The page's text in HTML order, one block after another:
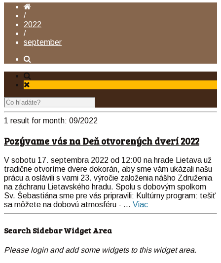
/
2022
/
september
1 result for month: 09/2022
Pozývame vás na Deň otvorených dverí 2022
V sobotu 17. septembra 2022 od 12:00 na hrade Lietava už
tradične otvoríme dvere dokorán, aby sme vám ukázali našu
prácu a oslávili s vami 23. výročie založenia nášho Združenia
na záchranu Lietavského hradu. Spolu s dobovým spolkom
Sv. Šebastiána sme pre vás pripravili: Kultúrny program: tešiť
sa môžete na dobovú atmosféru - ... Viac
Search Sidebar Widget Area
Please login and add some widgets to this widget area.